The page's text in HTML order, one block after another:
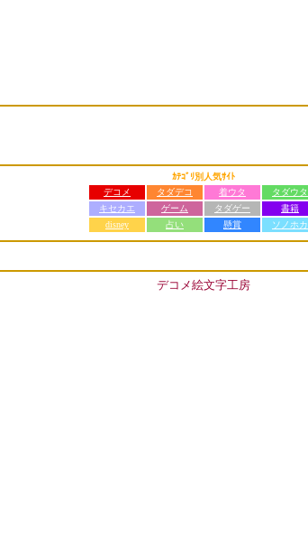
ｶﾃｺﾞﾘ別人気ｻｲﾄ
デコメ
タダデコ 着ウタ
タダウタ
キセカエ
ゲーム タダゲー
書籍
disney
占い 懸賞 ソノホカ
デコメ絵文字工房